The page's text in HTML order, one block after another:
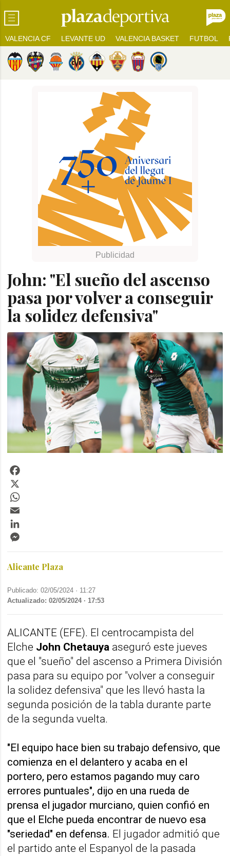
VALENCIA CF LEVANTE UD VALENCIA BASKET FUTBOL
John: "El sueño del ascenso
pasa por volver a conseguir
la solidez defensiva"
Alicante Plaza
Publicado: 02/05/2024 · 11:27
Actualizado: 02/05/2024 · 17:53
ALICANTE (EFE). El centrocampista del
Elche John Chetauya aseguró este jueves
que el "sueño" del ascenso a Primera División
pasa para su equipo por "volver a conseguir
la solidez defensiva" que les llevó hasta la
segunda posición de la tabla durante parte
de la segunda vuelta.
"El equipo hace bien su trabajo defensivo, que
comienza en el delantero y acaba en el
portero, pero estamos pagando muy caro
errores puntuales", dijo en una rueda de
prensa el jugador murciano, quien confió en
que el Elche pueda encontrar de nuevo esa
"seriedad" en defensa. El jugador admitió que
el partido ante el Espanyol de la pasada